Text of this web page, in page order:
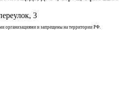
3
организациями и запрещены на территории РФ.